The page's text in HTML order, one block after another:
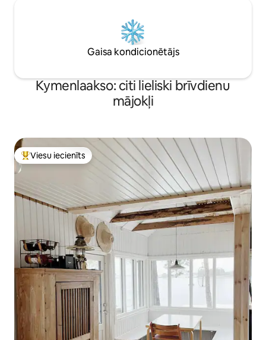
Gaisa kondicionētājs
Kymenlaakso: citi lieliski brīvdienu
mājokļi
Populārs viesu iecienīts mājoklis
Viesu iecienīts